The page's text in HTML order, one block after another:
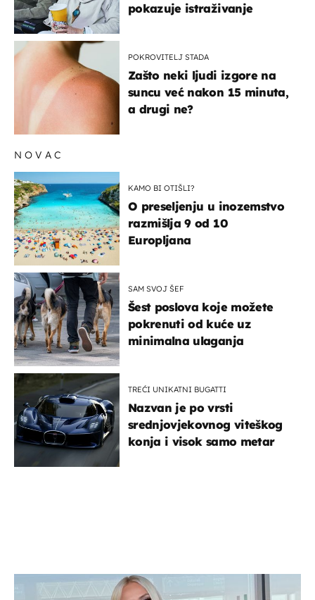
pokazuje istraživanje
POKROVITELJ STADA
Zašto neki ljudi izgore na
suncu već nakon 15 minuta,
a drugi ne?
NOVAC
KAMO BI OTIŠLI?
O preseljenju u inozemstvo
razmišlja 9 od 10
Europljana
SAM SVOJ ŠEF
Šest poslova koje možete
pokrenuti od kuće uz
minimalna ulaganja
TREĆI UNIKATNI BUGATTI
Nazvan je po vrsti
srednjovjekovnog viteškog
konja i visok samo metar